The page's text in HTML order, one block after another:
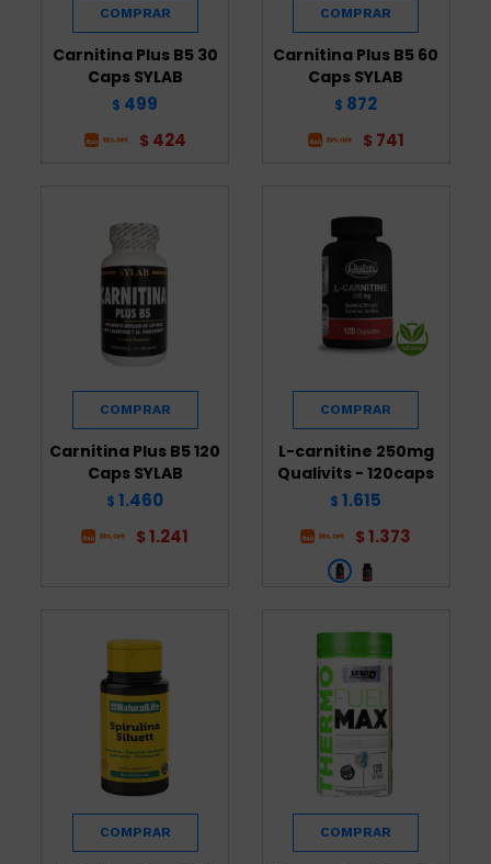
Carnitina Plus B5 30
Caps SYLAB
$ 499
$ 424
Carnitina Plus B5 60
Caps SYLAB
$ 872
$ 741
Carnitina Plus B5 120
Caps SYLAB
$ 1.460
$ 1.241
L-carnitine 250mg
Qualivits - 120caps
$ 1.615
$ 1.373